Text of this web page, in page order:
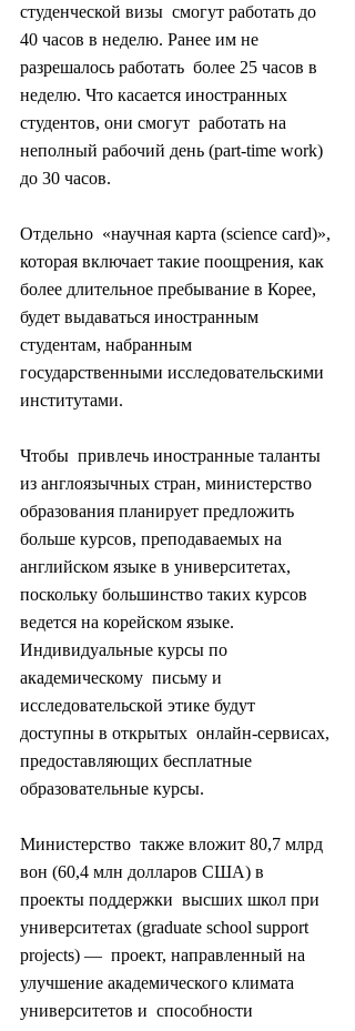
студенческой визы  смогут работать до
40 часов в неделю. Ранее им не
разрешалось работать  более 25 часов в
неделю. Что касается иностранных
студентов, они смогут  работать на
неполный рабочий день (part-time work)
до 30 часов.
Отдельно  «научная карта (science card)»,
которая включает такие поощрения, как
более длительное пребывание в Корее,
будет выдаваться иностранным
студентам, набранным
государственными исследовательскими
институтами.
Чтобы  привлечь иностранные таланты
из англоязычных стран, министерство
образования планирует предложить
больше курсов, преподаваемых на
английском языке в университетах,
поскольку большинство таких курсов
ведется на корейском языке.
Индивидуальные курсы по
академическому  письму и
исследовательской этике будут
доступны в открытых  онлайн-сервисах,
предоставляющих бесплатные
образовательные курсы.
Министерство  также вложит 80,7 млрд
вон (60,4 млн долларов США) в
проекты поддержки  высших школ при
университетах (graduate school support
projects) —  проект, направленный на
улучшение академического климата
университетов и  способности